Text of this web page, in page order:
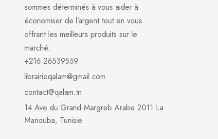
sommes déterminés à vous aider à
économiser de l’argent tout en vous
offrant les meilleurs produits sur le
marché.
+216 26539559
librairieqalam@gmail.com
contact@qalam.tn
14 Ave du Grand Margreb Arabe 2011 La
Manouba, Tunisie